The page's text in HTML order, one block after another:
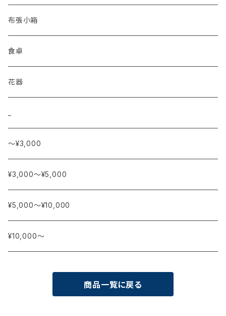
布張小箱
食卓
花器
〜¥3,000
¥3,000〜¥5,000
¥5,000〜¥10,000
¥10,000〜
商品一覧に戻る